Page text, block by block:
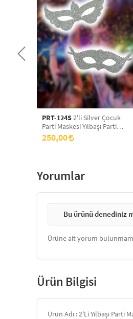
PRT-124S2'li Silver Çocuk
Parti Maskesi Yılbaşı Parti
Maskesi, Yeni Yıl Aksesuarı,
Doğum Günü Parti Maskesi,
250,00
Yorumlar
Bu ürünü denediniz
Ürüne ait yorum
Ürün Bilgisi
Ürün Adı : 2'Li Yılbaşı Parti